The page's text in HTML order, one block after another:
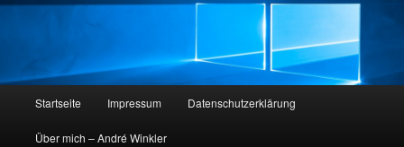
Startseite Impressum Datenschutzerklärung
Über mich – André Winkler